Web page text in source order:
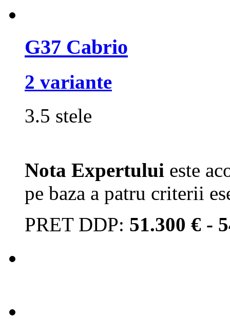
G37 Cabrio
2 variante
3.5 stele
Nota Expertului este
pe baza a patru criterii
PRET DDP: 51.300 € -